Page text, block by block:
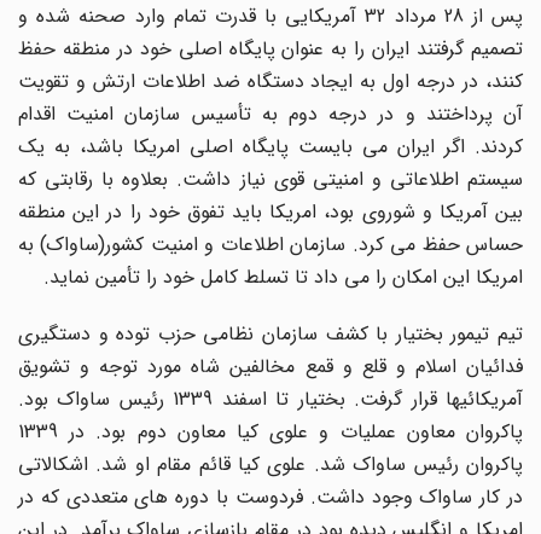
پس از 28 مرداد 32 آمریکایی با قدرت تمام وارد صحنه شده و
تصمیم گرفتند ایران را به عنوان پایگاه اصلی خود در منطقه حفظ
کنند، در درجه اول به ایجاد دستگاه ضد اطلاعات ارتش و تقویت
آن پرداختند و در درجه دوم به تأسیس سازمان امنیت اقدام
کردند. اگر ایران می بایست پایگاه اصلی امریکا باشد، به یک
سیستم اطلاعاتی و امنیتی قوی نیاز داشت. بعلاوه با رقابتی که
بین آمریکا و شوروی بود، امریکا باید تفوق خود را در این منطقه
حساس حفظ می کرد. سازمان اطلاعات و امنیت کشور(ساواک) به
امریکا این امکان را می داد تا تسلط کامل خود را تأمین نماید.
تیم تیمور بختیار با کشف سازمان نظامی حزب توده و دستگیری
فدائیان اسلام و قلع و قمع مخالفین شاه مورد توجه و تشویق
آمریکائیها قرار گرفت. بختیار تا اسفند 1339 رئیس ساواک بود.
پاکروان معاون عملیات و علوی کیا معاون دوم بود. در 1339
پاکروان رئیس ساواک شد. علوی کیا قائم مقام او شد. اشکالاتی
در کار ساواک وجود داشت. فردوست با دوره های متعددی که در